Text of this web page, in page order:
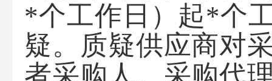
*个工作日）起*个
疑。质疑供应商对
者采购人、采购代